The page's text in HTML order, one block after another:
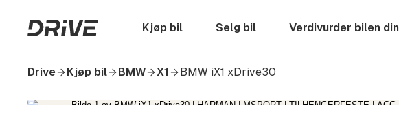
hovedinnhold
Startside Kjøp bil Selg bil Verdivurder bilen din
Drive Kjøp bil BMW X1 BMW iX1 xDrive30